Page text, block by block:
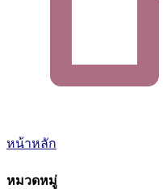
หน้าหลัก
หมวดหมู่